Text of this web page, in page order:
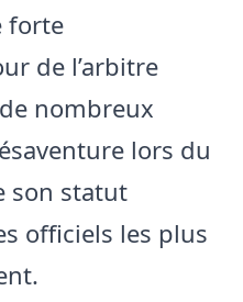
forte
de l’arbitre
nombreux
lors du
son statut
officiels les plus